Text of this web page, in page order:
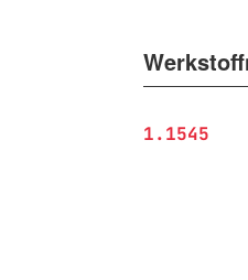
1.1545